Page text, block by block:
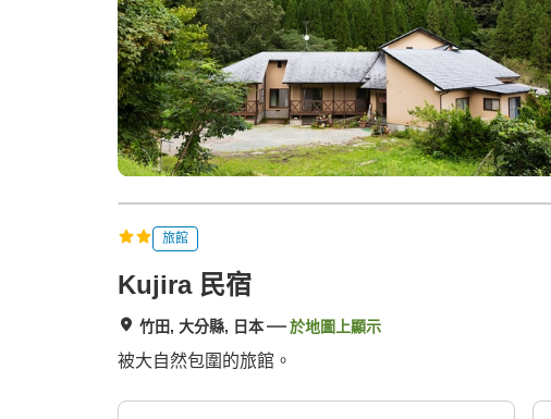
r
c
h
旅館
Kujira 民宿
竹田, 大分縣, 日本 於地圖上顯示
被大自然包圍的旅館。